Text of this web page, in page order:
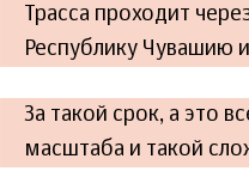
Трасса проходит
Республику Чувашию
За такой срок, а это
масштаба и такой